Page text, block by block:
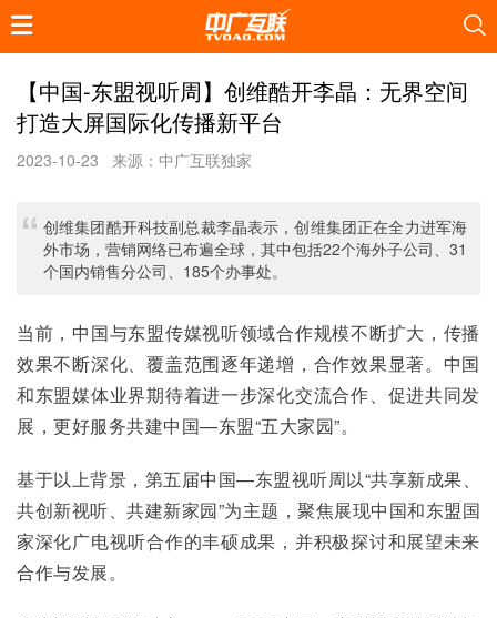
【中国-东盟视听周】创维酷开李晶：无界空间
打造大屏国际化传播新平台
2023-10-23 来源：中广互联独家
创维集团酷开科技副总裁李晶表示，创维集团正在全力进军海
外市场，营销网络已布遍全球，其中包括22个海外子公司、31
个国内销售分公司、185个办事处。
当前，中国与东盟传媒视听领域合作规模不断扩大，传播
效果不断深化、覆盖范围逐年递增，合作效果显著。中国
和东盟媒体业界期待着进一步深化交流合作、促进共同发
展，更好服务共建中国—东盟“五大家园”。
基于以上背景，第五届中国—东盟视听周以“共享新成果、
共创新视听、共建新家园”为主题，聚焦展现中国和东盟国
家深化广电视听合作的丰硕成果，并积极探讨和展望未来
合作与发展。